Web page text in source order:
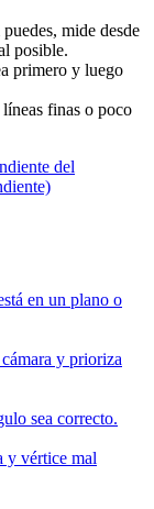
mide desde
posible.
primero y luego
finas o poco
del
en un plano o
y prioriza
sea correcto.
y vértice mal